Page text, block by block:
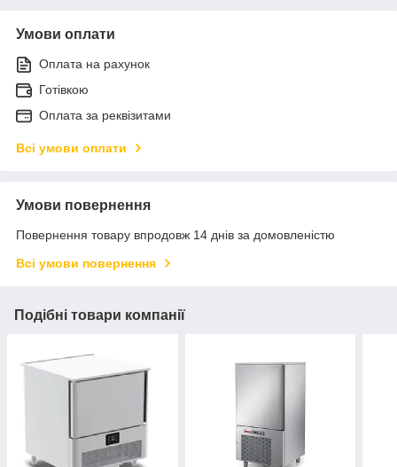
Умови оплати
Оплата на рахунок
Готівкою
Оплата за реквізитами
Всі умови оплати
Умови повернення
Повернення товару впродовж 14 днів за домовленістю
Всі умови повернення
Подібні товари компанії